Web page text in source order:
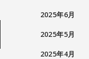
2025年6月
2025年5月
2025年4月